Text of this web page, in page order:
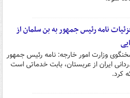
نامه رئیس جمهور به بن سلمان از
وزارت امور خارجه: نامه رئیس جمهور
ایران از عربستان، بابت خدماتی است
کرد.